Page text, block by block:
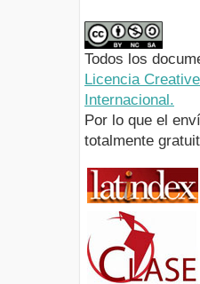
Todos los
Licencia
Internacional.
Por lo que el
totalmente